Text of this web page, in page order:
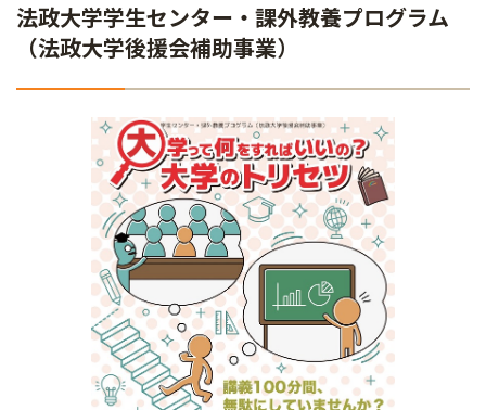
法政大学学生センター・課外教養プログラム
（法政大学後援会補助事業）